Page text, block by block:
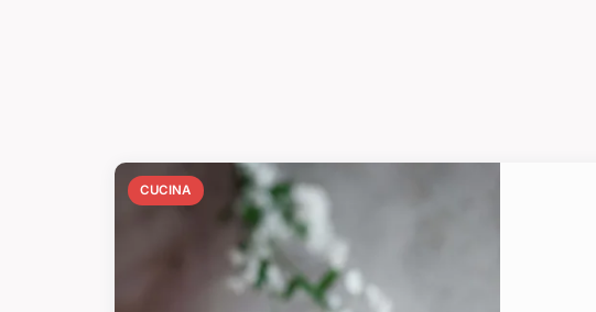
CUCINA